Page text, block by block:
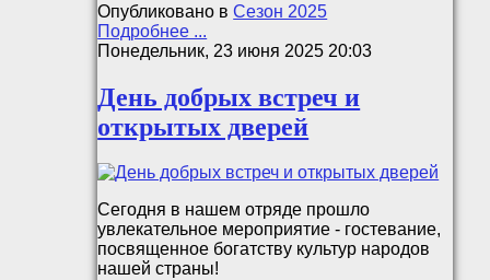
Опубликовано в Сезон 2025
Подробнее ...
Понедельник, 23 июня 2025 20:03
День добрых встреч и
открытых дверей
Сегодня в нашем отряде прошло
увлекательное мероприятие - гостевание,
посвященное богатству культур народов
нашей страны!